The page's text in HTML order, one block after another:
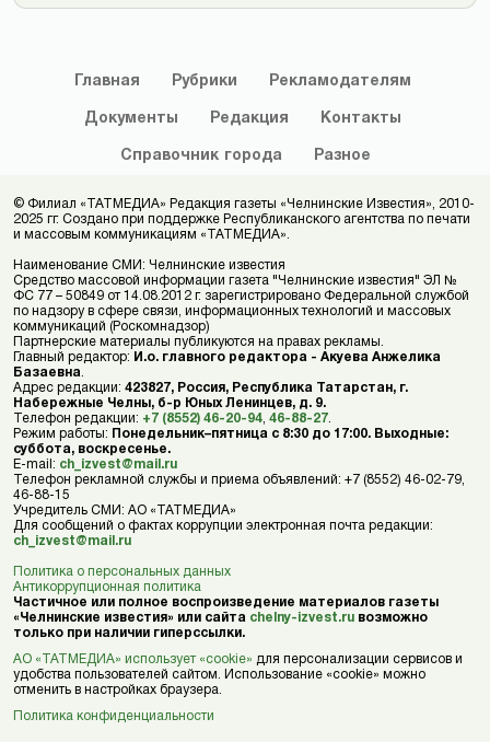
Главная Рубрики Рекламодателям
Документы Редакция Контакты
Справочник города Разное
© Филиал «ТАТМЕДИА» Редакция газеты «Челнинские Известия», 2010-
2025 гг. Создано при поддержке Республиканского агентства по печати
и массовым коммуникациям «ТАТМЕДИА».
Наименование СМИ: Челнинские известия
Средство массовой информации газета "Челнинские известия" ЭЛ №
ФС 77 – 50849 от 14.08.2012 г. зарегистрировано Федеральной службой
по надзору в сфере связи, информационных технологий и массовых
коммуникаций (Роскомнадзор)
Партнерские материалы публикуются на правах рекламы.
Главный редактор: И.о. главного редактора - Акуева Анжелика
Базаевна
Адрес редакции: 423827, Россия, Республика Татарстан, г.
Набережные Челны, б-р Юных Ленинцев, д. 9.
Телефон редакции: +7 (8552) 46-20-94 46-88-27
Режим работы: Понедельник–пятница с 8:30 до 17:00. Выходные:
суббота, воскресенье.
E-mail: ch_izvest@mail.ru
Телефон рекламной службы и приема объявлений: +7 (8552) 46-02-79,
46-88-15
Учредитель СМИ: АО «ТАТМЕДИА»
Для сообщений о фактах коррупции электронная почта редакции:
ch_izvest@mail.ru
Политика о персональных данных
Антикоррупционная политика
Частичное или полное воспроизведение материалов газеты
«Челнинские известия» или сайта chelny-izvest.ru возможно
только при наличии гиперссылки.
АО «ТАТМЕДИА» использует «cookie» для персонализации сервисов и
удобства пользователей сайтом. Использование «cookie» можно
отменить в настройках браузера.
Политика конфиденциальности